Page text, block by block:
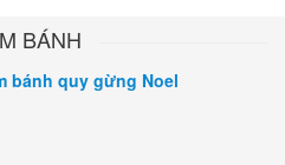
BÁNH
bánh quy gừng Noel